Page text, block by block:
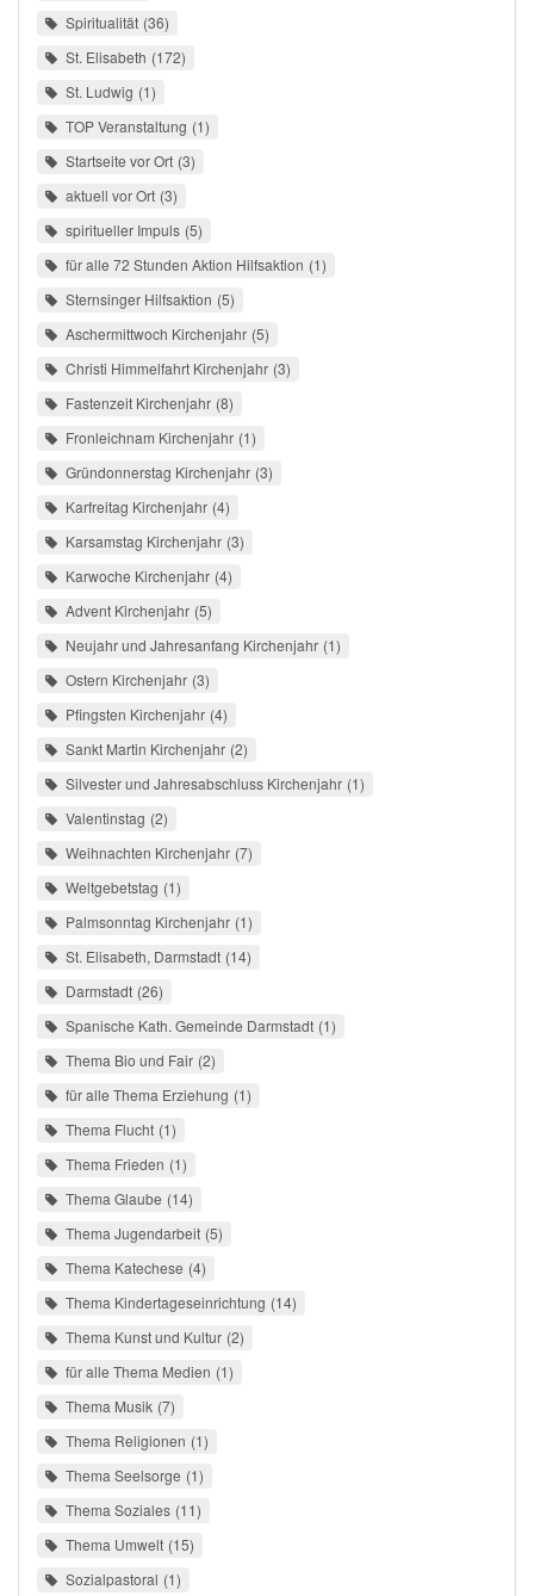
Spiritualität 36
St. Elisabeth 172
St. Ludwig 1
TOP Veranstaltung 1
Startseite vor Ort 3
aktuell vor Ort 3
spiritueller Impuls 5
für alle 72 Stunden Aktion Hilfsaktion 1
Sternsinger Hilfsaktion 5
Aschermittwoch Kirchenjahr 5
Christi Himmelfahrt Kirchenjahr 3
Fastenzeit Kirchenjahr 8
Fronleichnam Kirchenjahr 1
Gründonnerstag Kirchenjahr 3
Karfreitag Kirchenjahr 4
Karsamstag Kirchenjahr 3
Karwoche Kirchenjahr 4
Advent Kirchenjahr 5
Neujahr und Jahresanfang Kirchenjahr 1
Ostern Kirchenjahr 3
Pfingsten Kirchenjahr 4
Sankt Martin Kirchenjahr 2
Silvester und Jahresabschluss Kirchenjahr 1
Valentinstag 2
Weihnachten Kirchenjahr 7
Weltgebetstag 1
Palmsonntag Kirchenjahr 1
St. Elisabeth, Darmstadt 14
Darmstadt 26
Spanische Kath. Gemeinde Darmstadt 1
Thema Bio und Fair 2
für alle Thema Erziehung 1
Thema Flucht 1
Thema Frieden 1
Thema Glaube 14
Thema Jugendarbeit 5
Thema Katechese 4
Thema Kindertageseinrichtung 14
Thema Kunst und Kultur 2
für alle Thema Medien 1
Thema Musik 7
Thema Religionen 1
Thema Seelsorge 1
Thema Soziales 11
Thema Umwelt 15
Sozialpastoral 1